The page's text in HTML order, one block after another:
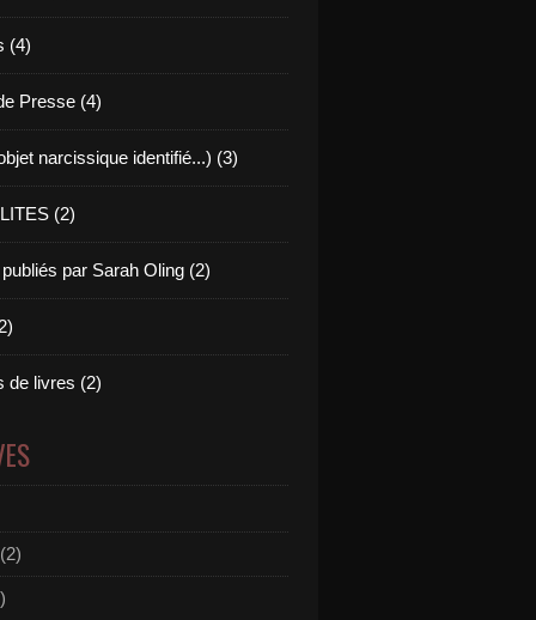
(4)
Presse (4)
narcissique identifié...) (3)
(2)
par Sarah Oling (2)
de livres (2)